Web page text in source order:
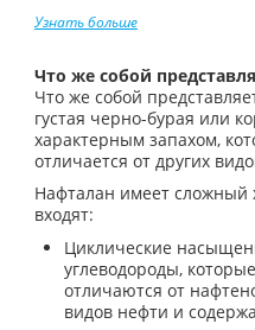
Узнать больше
Что же собой
Что же собой
густая черно-бурая или
характерным запахом,
отличается от других
Нафталан имеет сложный
входят:
Циклические
углеводороды,
отличаются от
видов нефти и